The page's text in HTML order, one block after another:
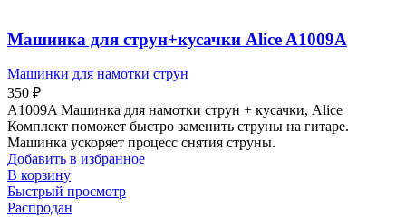
Машинка для струн+кусачки Alice A1009A
Машинки для намотки струн
350 ₽
A1009A Машинка для намотки струн + кусачки, Alice
Комплект поможет быстро заменить струны на гитаре.
Машинка ускоряет процесс снятия струны.
Добавить в избранное
В корзину
Быстрый просмотр
Распродан